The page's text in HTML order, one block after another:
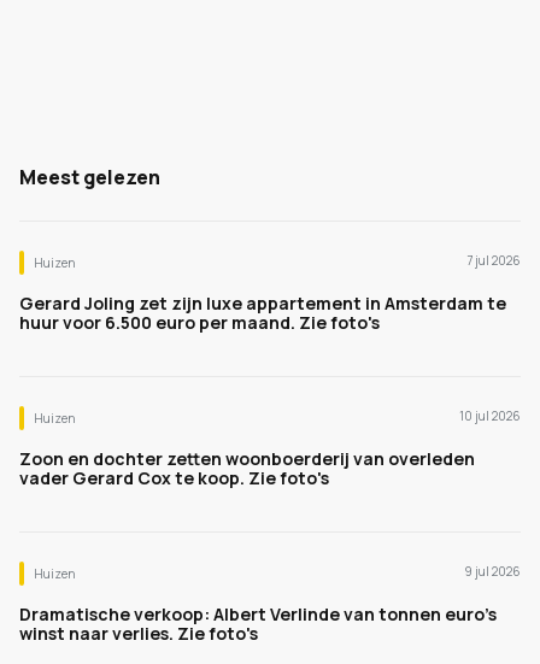
Meest gelezen
Huizen 7 jul 2026
Gerard Joling zet zijn luxe appartement in Amsterdam te
huur voor 6.500 euro per maand. Zie foto's
Huizen 10 jul 2026
Zoon en dochter zetten woonboerderij van overleden
vader Gerard Cox te koop. Zie foto's
Huizen 9 jul 2026
Dramatische verkoop: Albert Verlinde van tonnen euro's
winst naar verlies. Zie foto's